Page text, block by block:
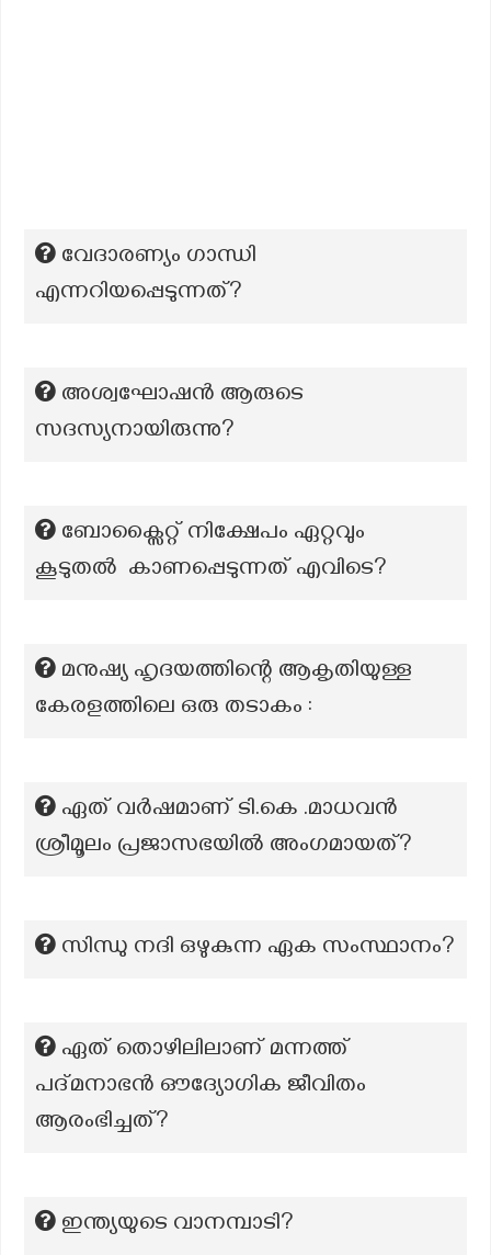
വേദാരണ്യം ഗാന്ധി
എന്നറിയപ്പെടുന്നത്?
അശ്വഘോഷൻ ആരുടെ
സദസ്യനായിരുന്നു?
ബോക്സൈറ്റ് നിക്ഷേപം ഏറ്റവും
കൂടുതൽ കാണപ്പെടുന്നത് എവിടെ?
മനുഷ്യ ഹൃദയത്തിന്റെ ആകൃതിയുള്ള
കേരളത്തിലെ ഒരു തടാകം :
ഏത് വർഷമാണ് ടി.കെ .മാധവൻ
ശ്രീമൂലം പ്രജാസഭയിൽ അംഗമായത്?
സിന്ധു നദി ഒഴുകുന്ന ഏക സംസ്ഥാനം?
ഏത് തൊഴിലിലാണ് മന്നത്ത്
പദ്മനാഭൻ ഔദ്യോഗിക ജീവിതം
ആരംഭിച്ചത്?
ഇന്ത്യയുടെ വാനമ്പാടി?